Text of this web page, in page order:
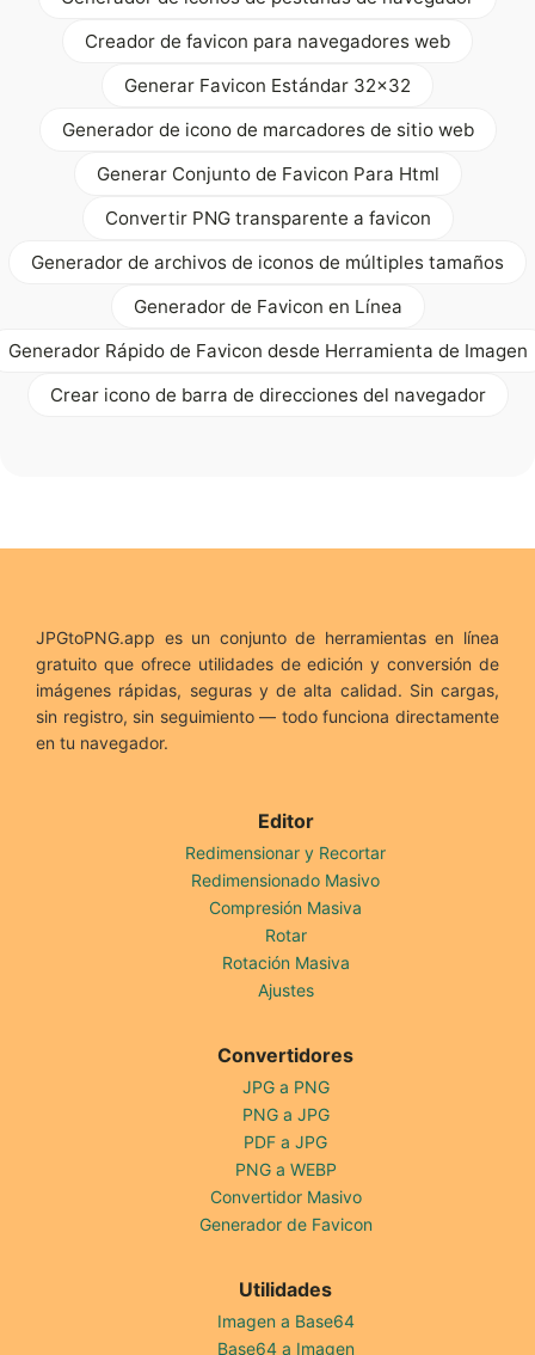
Creador de favicon para navegadores web
Generar Favicon Estándar 32x32
Generador de icono de marcadores de sitio web
Generar Conjunto de Favicon Para Html
Convertir PNG transparente a favicon
Generador de archivos de iconos de múltiples tamaños
Generador de Favicon en Línea
Generador Rápido de Favicon desde Herramienta de Imagen
Crear icono de barra de direcciones del navegador
JPGtoPNG.app es un conjunto de herramientas en línea
gratuito que ofrece utilidades de edición y conversión de
imágenes rápidas, seguras y de alta calidad. Sin cargas,
sin registro, sin seguimiento — todo funciona directamente
en tu navegador.
Editor
Redimensionar y Recortar
Redimensionado Masivo
Compresión Masiva
Rotar
Rotación Masiva
Ajustes
Convertidores
JPG a PNG
PNG a JPG
PDF a JPG
PNG a WEBP
Convertidor Masivo
Generador de Favicon
Utilidades
Imagen a Base64
Base64 a Imagen